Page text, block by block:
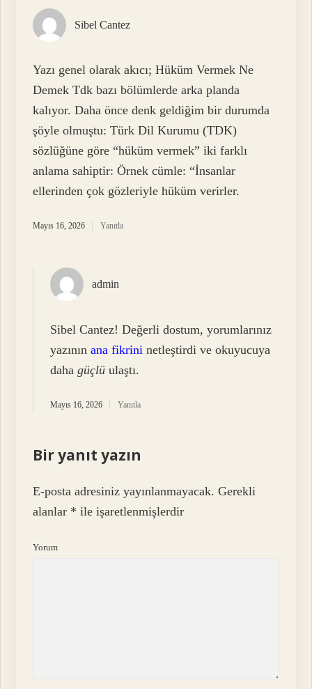
Sibel Cantez
Yazı genel olarak akıcı; Hüküm Vermek Ne
Demek Tdk bazı bölümlerde arka planda
kalıyor. Daha önce denk geldiğim bir durumda
şöyle olmuştu: Türk Dil Kurumu (TDK)
sözlüğüne göre “hüküm vermek” iki farklı
anlama sahiptir: Örnek cümle: “İnsanlar
ellerinden çok gözleriyle hüküm verirler.
Mayıs 16, 2026 Yanıtla
admin
Sibel Cantez! Değerli dostum, yorumlarınız
yazınınana fikrini netleştirdi ve okuyucuya
dahagüçlü ulaştı.
Mayıs 16, 2026 Yanıtla
Bir yanıt yazın
E-posta adresiniz yayınlanmayacak. Gerekli
alanlar * ile işaretlenmişlerdir
Yorum